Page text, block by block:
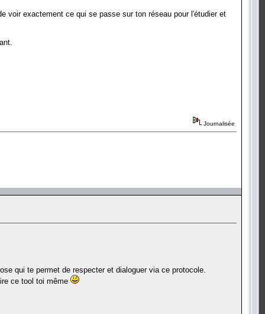
voir exactement ce qui se passe sur ton réseau pour l'étudier et
Journalisée
qui te permet de respecter et dialoguer via ce protocole.
ce tool toi même